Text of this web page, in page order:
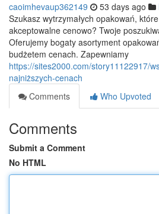
caoimhevaup362149 53 days ago
Szukasz wytrzymałych opakowań,
akceptowalne cenowo? Twoje
Oferujemy bogaty asortyment
budżetem cenach. Zapewniamy
https://sites2000.com/story11122917/
najniższych-cenach
Comments
Who Upvoted
Comments
Submit a Comment
No HTML